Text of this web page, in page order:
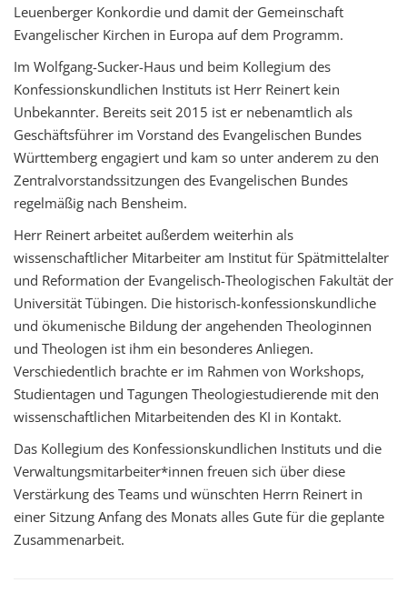
Leuenberger Konkordie und damit der Gemeinschaft
Evangelischer Kirchen in Europa auf dem Programm.
Im Wolfgang-Sucker-Haus und beim Kollegium des
Konfessionskundlichen Instituts ist Herr Reinert kein
Unbekannter. Bereits seit 2015 ist er nebenamtlich als
Geschäftsführer im Vorstand des Evangelischen Bundes
Württemberg engagiert und kam so unter anderem zu den
Zentralvorstandssitzungen des Evangelischen Bundes
regelmäßig nach Bensheim.
Herr Reinert arbeitet außerdem weiterhin als
wissenschaftlicher Mitarbeiter am Institut für Spätmittelalter
und Reformation der Evangelisch-Theologischen Fakultät der
Universität Tübingen. Die historisch-konfessionskundliche
und ökumenische Bildung der angehenden Theologinnen
und Theologen ist ihm ein besonderes Anliegen.
Verschiedentlich brachte er im Rahmen von Workshops,
Studientagen und Tagungen Theologiestudierende mit den
wissenschaftlichen Mitarbeitenden des KI in Kontakt.
Das Kollegium des Konfessionskundlichen Instituts und die
Verwaltungsmitarbeiter*innen freuen sich über diese
Verstärkung des Teams und wünschten Herrn Reinert in
einer Sitzung Anfang des Monats alles Gute für die geplante
Zusammenarbeit.